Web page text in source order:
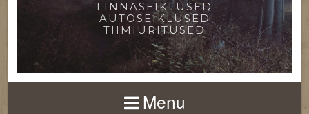
LINNASEIKLUSED
AUTOSEIKLUSED
TIIMIÜRITUSED
Menu